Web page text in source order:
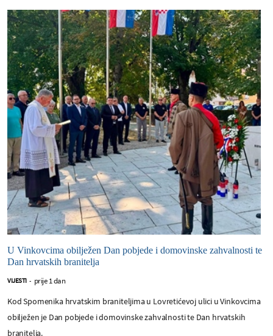
U Vinkovcima obilježen Dan pobjede i domovinske zahvalnosti te
Dan hrvatskih branitelja
VIJESTI - prije 1 dan
Kod Spomenika hrvatskim braniteljima u Lovretićevoj ulici u Vinkovcima
obilježen je Dan pobjede i domovinske zahvalnosti te Dan hrvatskih
branitelja.